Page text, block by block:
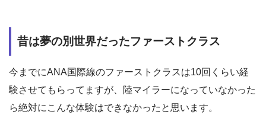
昔は夢の別世界だったファーストクラス
今までにANA国際線のファーストクラスは10回くらい経
験させてもらってますが、陸マイラーになっていなかった
ら絶対にこんな体験はできなかったと思います。